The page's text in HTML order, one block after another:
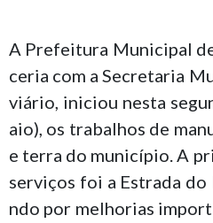
A Prefeitura Municipal
ceria com a Secretaria
viário, iniciou nesta
aio), os trabalhos de
e terra do município. A
serviços foi a Estrada do
ndo por melhorias